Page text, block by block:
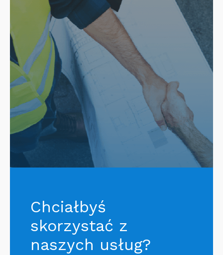
Chciałbyś
skorzystać z
naszych usług?